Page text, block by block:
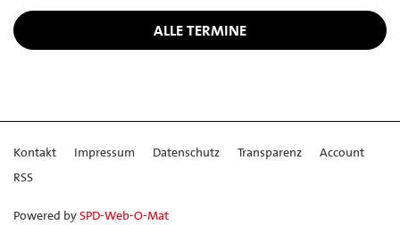
ALLE TERMINE
Kontakt Impressum Datenschutz Transparenz
Account
RSS
Powered bySPD-Web-O-Mat